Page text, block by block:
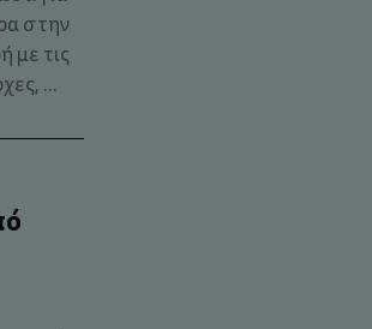
στην
με τις
...